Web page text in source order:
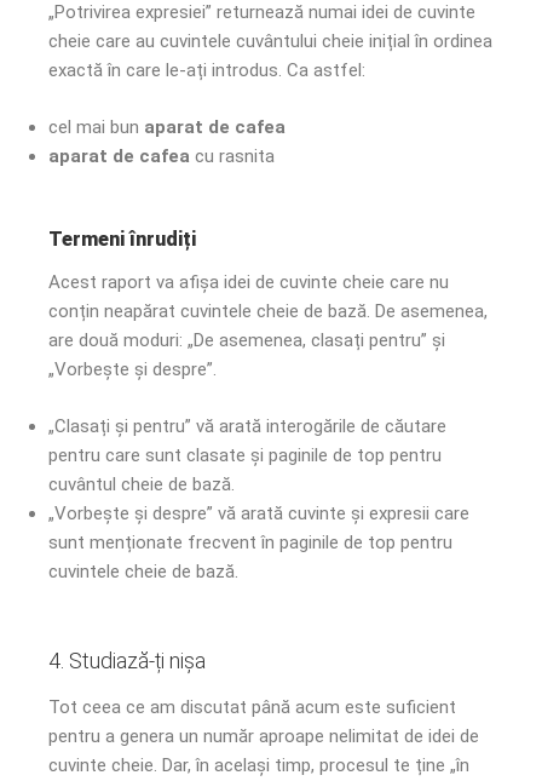
„Potrivirea expresiei” returnează numai idei de cuvinte
cheie care au cuvintele cuvântului cheie inițial în ordinea
exactă în care le-ați introdus. Ca astfel:
cel mai bun aparat de cafea
aparat de cafea cu rasnita
Termeni înrudiți
Acest raport va afișa idei de cuvinte cheie care nu
conțin neapărat cuvintele cheie de bază. De asemenea,
are două moduri: „De asemenea, clasați pentru” și
„Vorbește și despre”.
„Clasați și pentru” vă arată interogările de căutare
pentru care sunt clasate și paginile de top pentru
cuvântul cheie de bază.
„Vorbește și despre” vă arată cuvinte și expresii care
sunt menționate frecvent în paginile de top pentru
cuvintele cheie de bază.
4. Studiază-ți nișa
Tot ceea ce am discutat până acum este suficient
pentru a genera un număr aproape nelimitat de idei de
cuvinte cheie. Dar, în același timp, procesul te ține „în